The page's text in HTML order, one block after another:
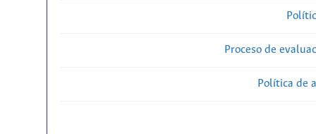
Proceso de
Política de